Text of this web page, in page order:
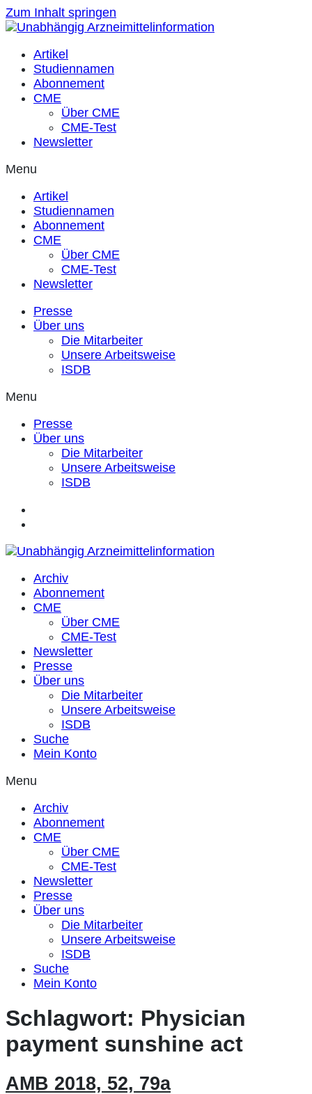
Zum Inhalt springen
Artikel
Studiennamen
Abonnement
CME
Über CME
CME-Test
Newsletter
Menu
Artikel
Studiennamen
Abonnement
CME
Über CME
CME-Test
Newsletter
Presse
Über uns
Die Mitarbeiter
Unsere Arbeitsweise
ISDB
Menu
Presse
Über uns
Die Mitarbeiter
Unsere Arbeitsweise
ISDB
Archiv
Abonnement
CME
Über CME
CME-Test
Newsletter
Presse
Über uns
Die Mitarbeiter
Unsere Arbeitsweise
ISDB
Suche
Mein Konto
Menu
Archiv
Abonnement
CME
Über CME
CME-Test
Newsletter
Presse
Über uns
Die Mitarbeiter
Unsere Arbeitsweise
ISDB
Suche
Mein Konto
Schlagwort: Physician
payment sunshine act
AMB 2018, 52, 79a